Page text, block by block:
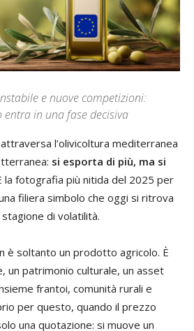
e nuove competizioni:
entra in una fase decisiva
l’olivicoltura mediterranea
si esporta di più, ma si
la fotografia più nitida del 2025 per
filiera simbolo che oggi si ritrova
di volatilità.
è soltanto un prodotto agricolo. È
un patrimonio culturale, un asset
frantoi, comunità rurali e
per questo, quando il prezzo
una quotazione: si muove un